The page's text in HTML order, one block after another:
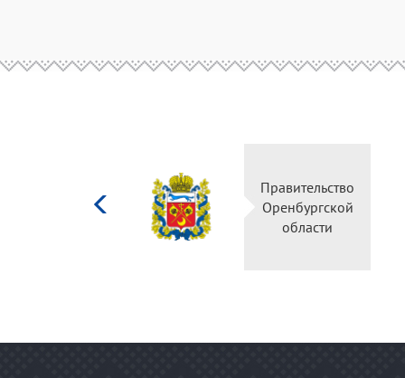
Правительство
Оренбургской
области